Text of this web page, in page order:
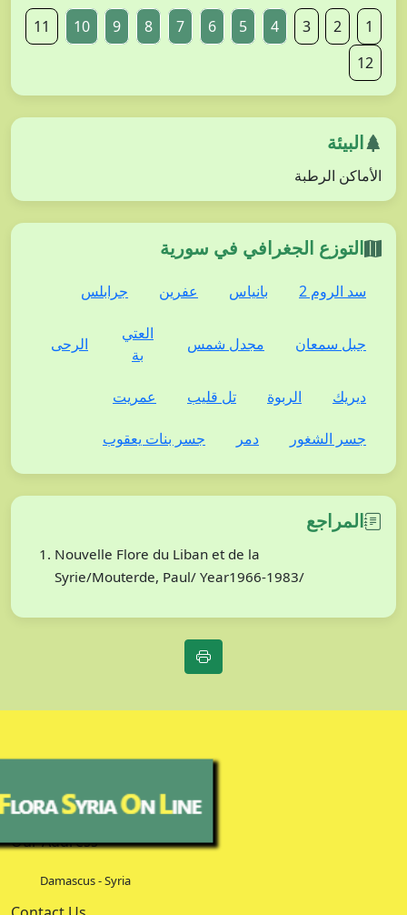
1
2
3
4
5
6
7
8
9
10
11
12
البيئة
الأماكن الرطبة
التوزع الجغرافي في سورية
سد الروم 2 بانياس عفرين جرابلس
جبل سمعان مجدل شمس
العتي
بة
الرحى
ديريك الربوة تل قليب عمريت
جسر الشغور دمر جسر بنات يعقوب
المراجع
Nouvelle Flore du Liban et de la
Syrie/Mouterde, Paul/ Year1966-1983/
Our Address
Damascus - Syria